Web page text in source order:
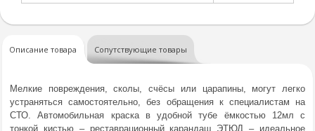
Описание товара Сопутствующие товары
Мелкие повреждения, сколы, счёсы или царапины, могут легко
устраняться самостоятельно, без обращения к специалистам на
СТО. Автомобильная краска в удобной тубе ёмкостью 12мл с
тонкой кистью – реставрационный карандаш ЭТЮД – идеальное